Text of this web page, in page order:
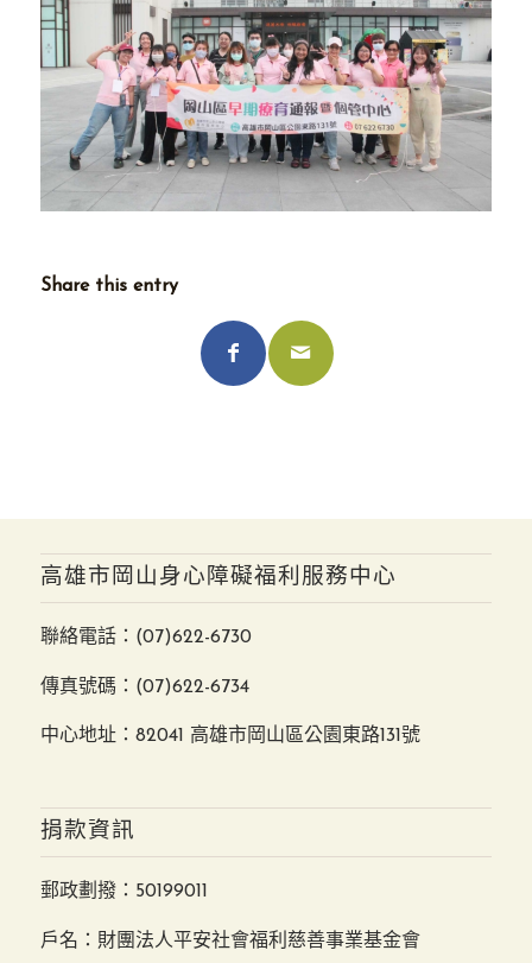
Share this entry
高雄市岡山身心障礙福利服務中心
聯絡電話： (07)622-6730
傳真號碼：(07)622-6734
中心地址：82041 高雄市岡山區公園東路131號
捐款資訊
郵政劃撥：50199011
戶名：財團法人平安社會福利慈善事業基金會